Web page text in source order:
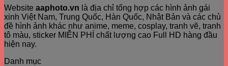
Website aaphoto.vn là địa chỉ tổng hợp các hình ảnh gái
xinh Việt Nam, Trung Quốc, Hàn Quốc, Nhật Bản và các chủ
đề hình ảnh khác như anime, meme, cosplay, tranh vẽ, tranh
tô màu, sticker MIỄN PHÍ chất lượng cao Full HD hàng đầu
hiện nay.
Danh mục